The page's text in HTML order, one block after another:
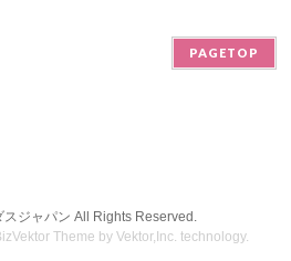
PAGETOP
スジャパン All Rights Reserved.
Theme byVektor,Inc. technology.